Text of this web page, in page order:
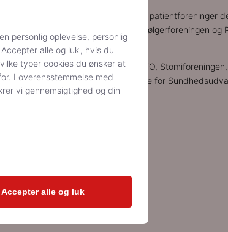
samarbejder med andre danske patientforeninger
patientgrupper blandt andet Senfølgerforeningen og
ses repræsentanter fra DALYFO,
Bekæmpelse på vej til foretræde for
personlig oplevelse, personlig
alle og luk', hvis du
typer cookies du ønsker at
I overensstemmelse med
vi gennemsigtighed og din
Accepter alle og luk